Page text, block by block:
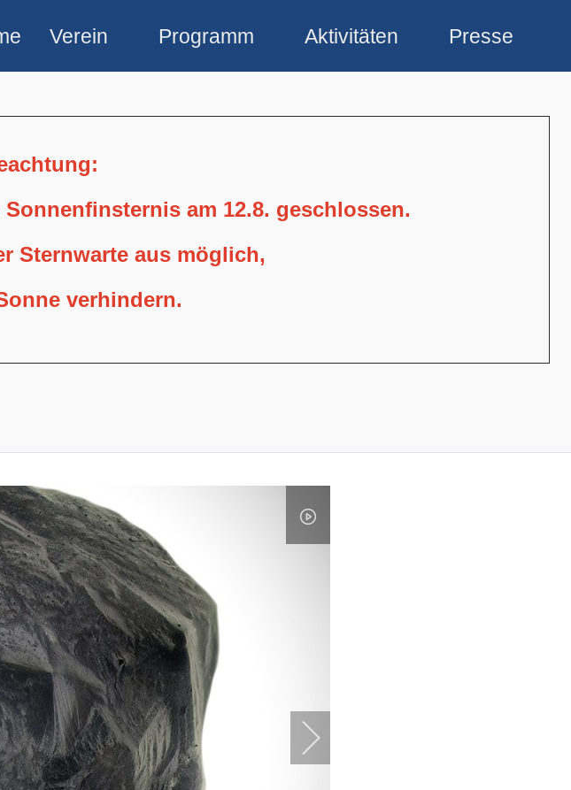
Verein Programm Aktivitäten Presse
am 12.8. geschlossen.
Sternwarte aus möglich,
verhindern.